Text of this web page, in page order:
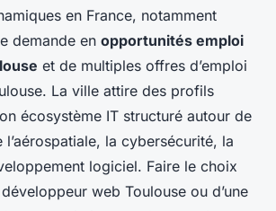
en France, notamment
demande en opportunités emploi
et de multiples offres d’emploi
La ville attire des profils
écosystème IT structuré autour de
l’aérospatiale, la cybersécurité, la
logiciel. Faire le choix
web Toulouse ou d’une